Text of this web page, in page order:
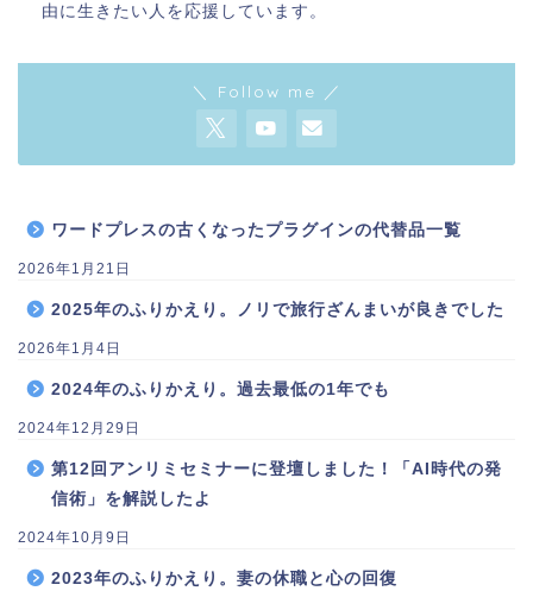
由に生きたい人を応援しています。
＼ Follow me ／
ワードプレスの古くなったプラグインの代替品一覧
2026年1月21日
2025年のふりかえり。ノリで旅行ざんまいが良きでした
2026年1月4日
2024年のふりかえり。過去最低の1年でも
2024年12月29日
第12回アンリミセミナーに登壇しました！「AI時代の発
信術」を解説したよ
2024年10月9日
2023年のふりかえり。妻の休職と心の回復